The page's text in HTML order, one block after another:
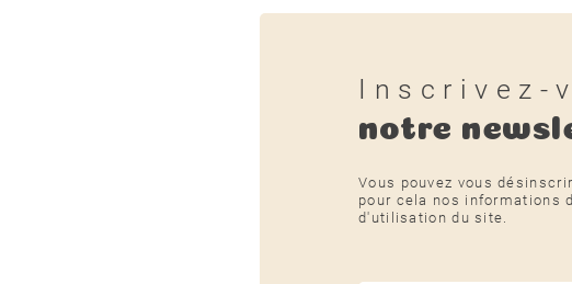
Inscrivez-
notre
Vous pouvez vous
pour cela nos informations
d'utilisation du site.